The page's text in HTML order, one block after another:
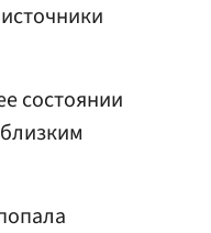
состоянии